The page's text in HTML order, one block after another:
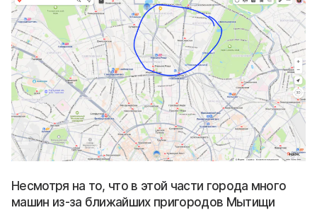
Несмотря на то, что в этой части города много
машин из-за ближайших пригородов Мытищи